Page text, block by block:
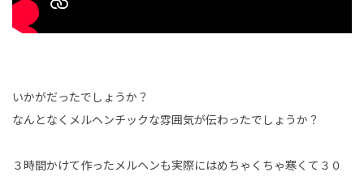
いかがだったでしょうか？
なんとなくメルヘンチックな雰囲気が伝わったでしょうか？
３時間かけて作ったメルヘンも実際にはめちゃくちゃ寒くて３０